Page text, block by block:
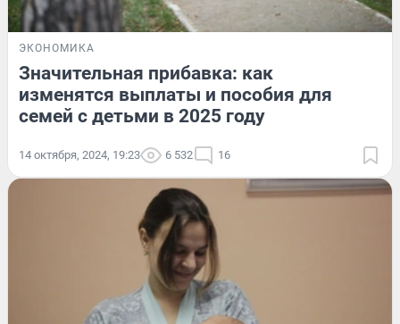
ЭКОНОМИКА
Значительная прибавка: как
изменятся выплаты и пособия для
семей с детьми в 2025 году
14 октября, 2024, 19:23 6 532 16